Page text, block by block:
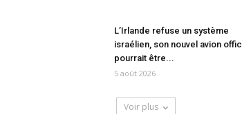
L’Irlande refuse un système
israélien, son nouvel avion
pourrait être...
5 août 2026
Voir plus